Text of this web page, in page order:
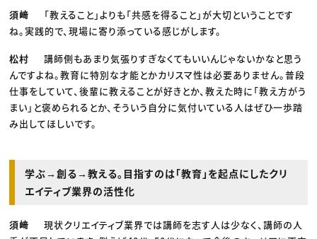
須﨑
「教えること」よりも「共感を得ること」が大切ということです
ね。実践的で、現場に寄り添っている感じがします。
松村
講師側もあまり気張りすぎなくてもいいんじゃないかなと思う
んですよね。教育に特別な才能とかカリスマ性は必要ありません。普段
仕事をしていて、後輩に教えることが好きとか、教えた時に「教え方がう
まい」と褒められるとか、そういう自分に気付いている人はぜひ一歩踏
み出してほしいです。
学ぶ→創る→教える。目指すのは「教育」を起点にしたクリ
エイティブ業界の活性化
須﨑
現状クリエイティブ業界では講師を志す人は少なく、講師の人